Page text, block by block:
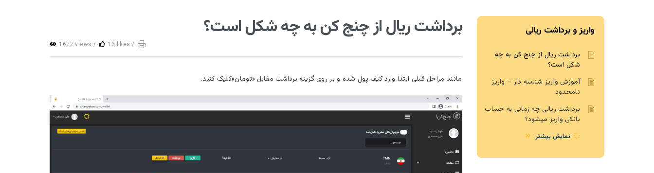
برداشت ریال از چنج کن به چه شکل است؟
1622 views / 13 likes /
مانند مراحل قبلی ابتدا وارد کیف پول شده و بر روی گزینه برداشت مقابل «تومان»کلیک کنید.
واریز و برداشت ریالی
برداشت ریال از چنج کن به چه
شکل است؟
آموزش واریز شناسه دار – واریز
نامحدود
برداشت ریالی چه زمانی به حساب
بانکی واریز میشود؟
نمایش بیشتر